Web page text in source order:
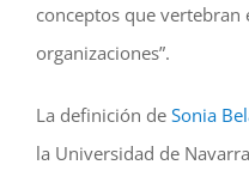
conceptos que vertebran
organizaciones”.
La definición de Sonia
la Universidad de